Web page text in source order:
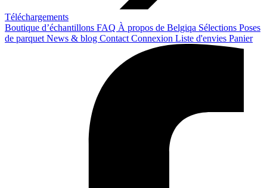
Téléchargements
Boutique d’échantillons FAQ À propos de Belgiqa Sélections Poses
de parquet News & blog Contact Connexion Liste d'envies Panier